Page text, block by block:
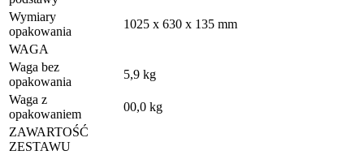
Wymiary
opakowania
1025 x 630 x 135 mm
WAGA
Waga bez
opakowania
5,9 kg
Waga z
opakowaniem
00,0 kg
ZAWARTOŚĆ
ZESTAWU